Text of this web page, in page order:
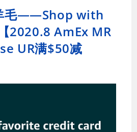
毛——Shop with
2020.8 AmEx MR
UR满$50减